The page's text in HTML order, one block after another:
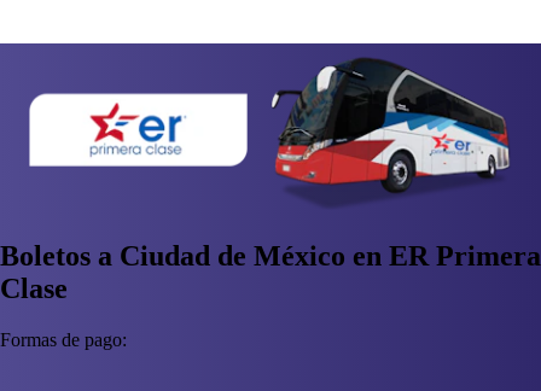
Boletos a Ciudad de México en ER Primera
Clase
Formas de pago: